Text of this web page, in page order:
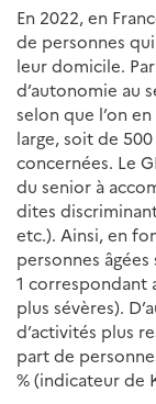
En 2022, en
de personnes
leur domicile.
d’autonomie au
selon que l’on
large, soit de
concernées. Le
du senior à
dites
etc.). Ainsi, en
personnes
1 correspondant
plus sévères).
d’activités plus
part de
% (indicateur de